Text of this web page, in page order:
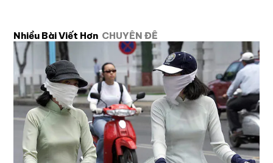
Nhiều Bài Viết Hơn CHUYÊN ĐỀ